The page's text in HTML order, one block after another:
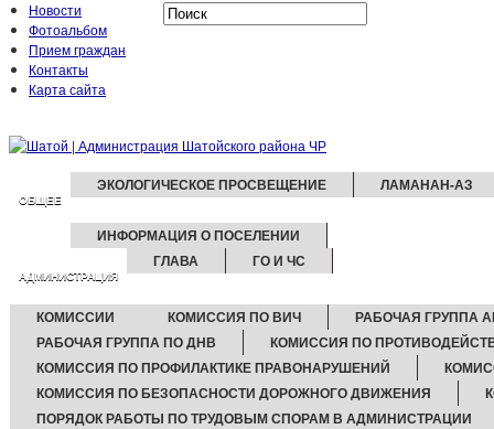
Новости
Фотоальбом
Прием граждан
Контакты
Карта сайта
ОБЩЕЕ
ЭКОЛОГИЧЕСКОЕ ПРОСВЕЩЕНИЕ ЛАМАНАН-АЗ
ИНФОРМАЦИЯ О ПОСЕЛЕНИИ
АДМИНИСТРАЦИЯ
ГЛАВА ГО И ЧС
КОМИССИИ КОМИССИЯ ПО ВИЧ
РАБОЧАЯ ГРУППА
РАБОЧАЯ ГРУППА ПО ДНВ
КОМИССИЯ ПО
КОМИССИЯ ПО ПРОФИЛАКТИКЕ ПРАВОНАРУШЕНИЙ
КОМИССИЯ ПО БЕЗОПАСНОСТИ ДОРОЖНОГО ДВИЖЕНИЯ
ПОРЯДОК РАБОТЫ ПО ТРУДОВЫМ СПОРАМ В АДМИНИСТРАЦИИ